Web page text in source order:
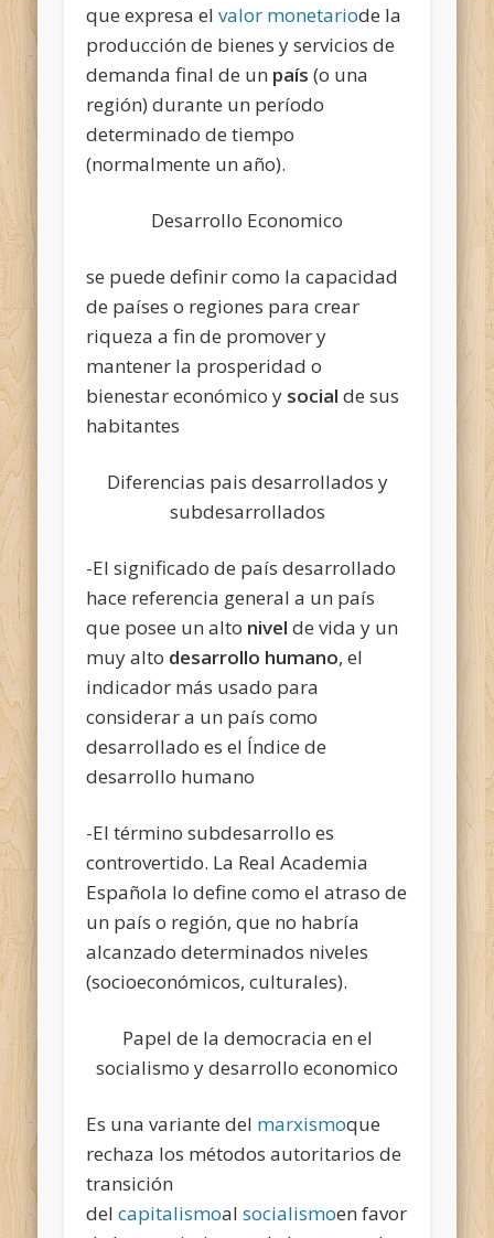
que expresa elvalor monetariode la
producción de bienes y servicios de
demanda final de un país (o una
región) durante un período
determinado de tiempo
(normalmente un año).
Desarrollo Economico
se puede definir como la capacidad
de países o regiones para crear
riqueza a fin de promover y
mantener la prosperidad o
bienestar económico y social de sus
habitantes
Diferencias pais desarrollados y
subdesarrollados
-El significado de país desarrollado
hace referencia general a un país
que posee un alto nivel de vida y un
muy alto desarrollo humano, el
indicador más usado para
considerar a un país como
desarrollado es el Índice de
desarrollo humano
-El término subdesarrollo es
controvertido. La Real Academia
Española lo define como el atraso de
un país o región, que no habría
alcanzado determinados niveles
(socioeconómicos, culturales).
Papel de la democracia en el
socialismo y desarrollo economico
Es una variante del marxismoque
rechaza los métodos autoritarios de
transición
delcapitalismoalsocialismoen favor